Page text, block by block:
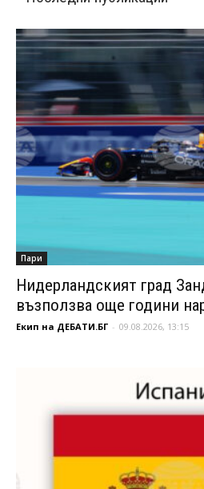
Пари
Нидерландският град
възползва още години
Екип на ДЕБАТИ.БГ - 09.08.2026, 13:15